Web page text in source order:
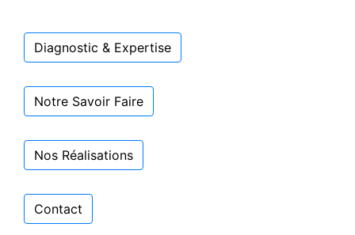
Diagnostic & Expertise
Notre Savoir Faire
Nos Réalisations
Contact